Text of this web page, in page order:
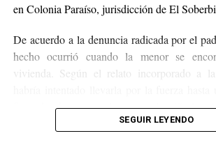
en Colonia Paraíso, jurisdicción de El
De acuerdo a la denuncia radicada por el
hecho ocurrió cuando la menor se
vivienda. Según el relato incorporado a la
fines de abuso sexual, aunque la niña logró
huir, el acusado presuntamente la
SEGUIR LEYENDO